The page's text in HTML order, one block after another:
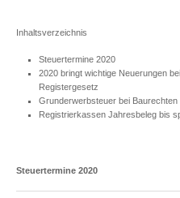
Inhaltsverzeichnis
Steuertermine 2020
2020 bringt wichtige Neuerungen
Registergesetz
Grunderwerbsteuer bei Baurechten
Registrierkassen Jahresbeleg bis
Steuertermine 2020